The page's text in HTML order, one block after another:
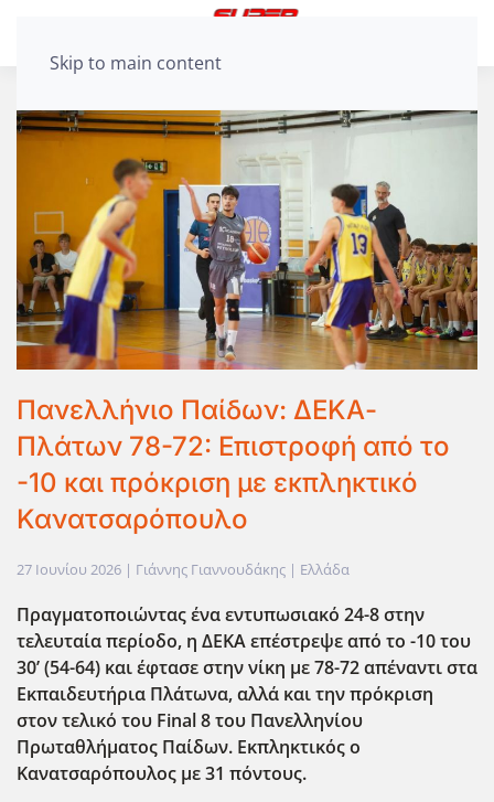
Skip to main content
Πανελλήνιο Παίδων: ΔΕΚΑ-
Πλάτων 78-72: Επιστροφή από το
-10 και πρόκριση με εκπληκτικό
Κανατσαρόπουλο
27 Ιουνίου 2026 | Γιάννης Γιαννουδάκης | Ελλάδα
Πραγματοποιώντας ένα εντυπωσιακό 24-8 στην
τελευταία περίοδο, η ΔΕΚΑ επέστρεψε από το -10 του
30’ (54-64) και έφτασε στην νίκη με 78-72 απέναντι στα
Εκπαιδευτήρια Πλάτωνα, αλλά και την πρόκριση
στον τελικό του Final8 του Πανελληνίου
Πρωταθλήματος Παίδων. Εκπληκτικός ο
Κανατσαρόπουλος με 31 πόντους.